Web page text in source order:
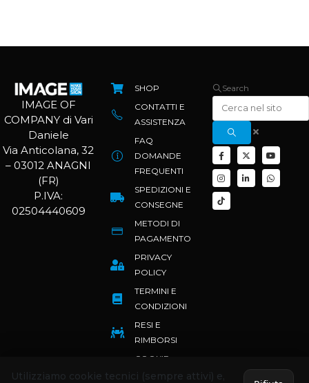
IMAGE OF
COMPANY di Vari
Daniele
Via Anticolana, 32
– 03012 ANAGNI
(FR)
P.IVA:
02504440609
SHOP
CONTATTI E
ASSISTENZA
FAQ
DOMANDE
FREQUENTI
SPEDIZIONI E
CONSEGNE
METODI DI
PAGAMENTO
PRIVACY
POLICY
TERMINI E
CONDIZIONI
RESI E
RIMBORSI
COOKIE
POLICY
Search
Utilizziamo cookie tecnici (sempre attivi) e,